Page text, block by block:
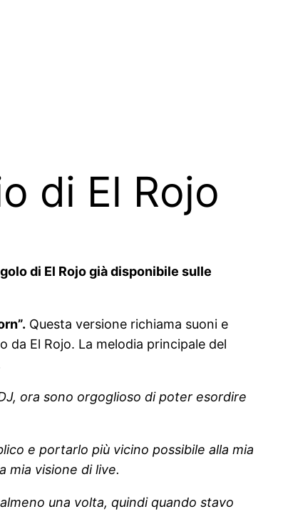
di El Rojo
di El Rojo già disponibile sulle
Questa versione richiama suoni e
El Rojo. La melodia principale del
ora sono orgoglioso di poter esordire
e portarlo più vicino possibile alla mia
mia visione di live.
una volta, quindi quando stavo